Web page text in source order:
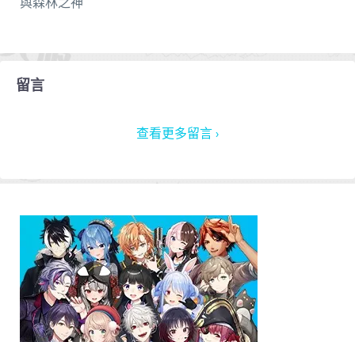
留言
查看更多留言 ›